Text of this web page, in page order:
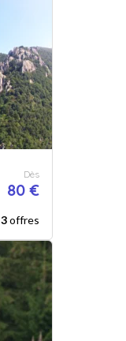
Dès
80 €
3offres